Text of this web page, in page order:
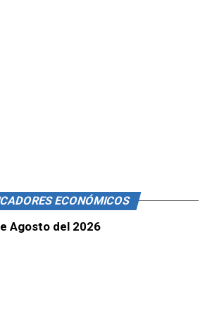
ECONÓMICOS
Agosto del 2026